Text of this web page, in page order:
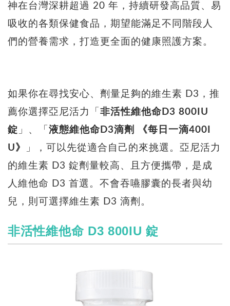
神在台灣深耕超過 20 年，持續研發高品質、易
吸收的各類保健食品，期望能滿足不同階段人
們的營養需求，打造更全面的健康照護方案。
如果你在尋找安心、劑量足夠的維生素 D3，推
薦你選擇亞尼活力「 非活性維他命D3 800IU
錠 」、「 液態維他命D3滴劑 《每日一滴400I
U》
」，可以先從適合自己的來挑選。亞尼活力
的維生素 D3 錠劑量較高、且方便攜帶，是成
人維他命 D3 首選。不會吞嚥膠囊的長者與幼
兒，則可選擇維生素 D3 滴劑。
非活性維他命 D3 800IU 錠